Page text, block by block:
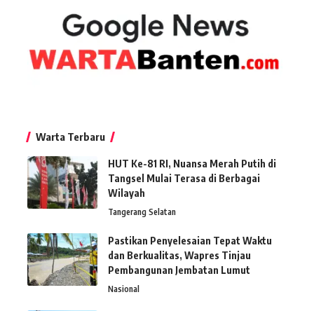
Warta Terbaru
HUT Ke-81 RI, Nuansa Merah Putih di
Tangsel Mulai Terasa di Berbagai
Wilayah
Tangerang Selatan
Pastikan Penyelesaian Tepat Waktu
dan Berkualitas, Wapres Tinjau
Pembangunan Jembatan Lumut
Nasional